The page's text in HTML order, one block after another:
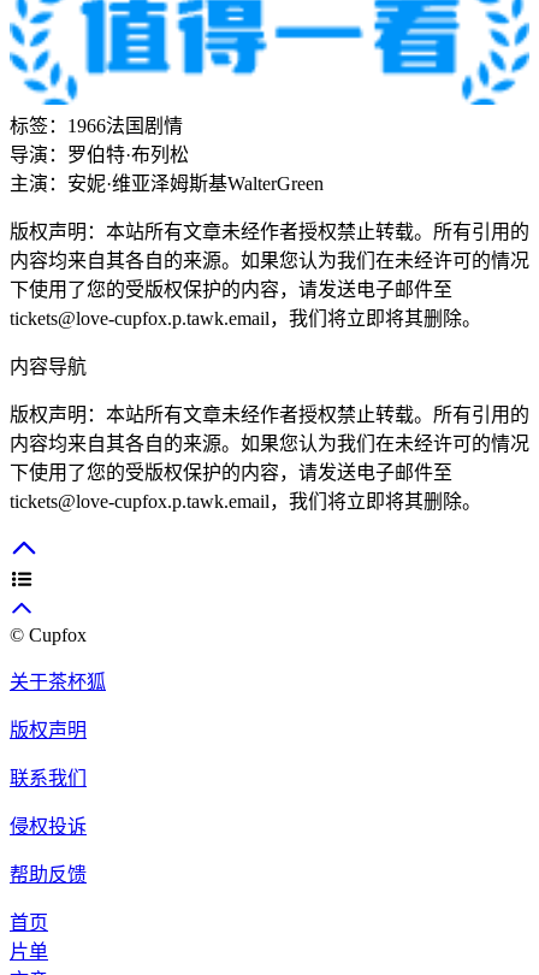
标签： 1966法国 剧情
导演： 罗伯特·布列松
主演： 安妮·维亚泽姆斯基WalterGreen
版权声明：本站所有文章未经作者授权禁止转载。所有引用的
内容均来自其各自的来源。如果您认为我们在未经许可的情况
下使用了您的受版权保护的内容，请发送电子邮件至
tickets@love-cupfox.p.tawk.email，我们将立即将其删除。
内容导航
版权声明：本站所有文章未经作者授权禁止转载。所有引用的
内容均来自其各自的来源。如果您认为我们在未经许可的情况
下使用了您的受版权保护的内容，请发送电子邮件至
tickets@love-cupfox.p.tawk.email，我们将立即将其删除。
© Cupfox
关于茶杯狐
版权声明
联系我们
侵权投诉
帮助反馈
首页
片单